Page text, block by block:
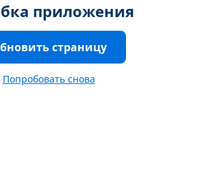
приложения
страницу
Попробовать снова